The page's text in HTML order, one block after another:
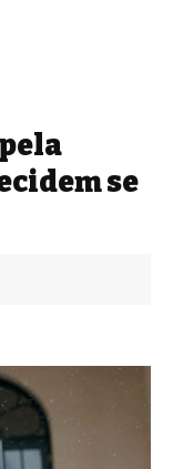
se